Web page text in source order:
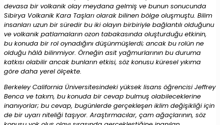
devasa bir volkanik olay meydana gelmiş ve bunun sonucunda
Sibirya Volkanik Kara Taşları olarak bilinen bölge oluşmuştu. Bilim
insanları uzun bir süredir bu iki olayın birbiriyle bağlantılı olduğunu
ve volkanik patlamaların ozon tabakasında oluşturduğu etkinin,
bu konuda bir rol oynadığını düşünmüşlerdi; ancak bu rolün ne
olduğu hâlâ bilinmiyor. Örneğin asit yağmurlarının bu duruma
katkısı olabilir ancak bunların etkisi, söz konusu küresel yıkıma
göre daha yerel ölçekte.
Berkeley California Üniversitesindeki yüksek lisans öğrencisi Jeffrey
Benca ve takım, bu konuda bir cevap bulmuş olabileceklerine
inanıyorlar; bu cevap, bugünlerde gerçekleşen iklim değişikliği için
de bir uyarı niteliği taşıyor. Araştırmacılar, çam ağaçlarının, söz